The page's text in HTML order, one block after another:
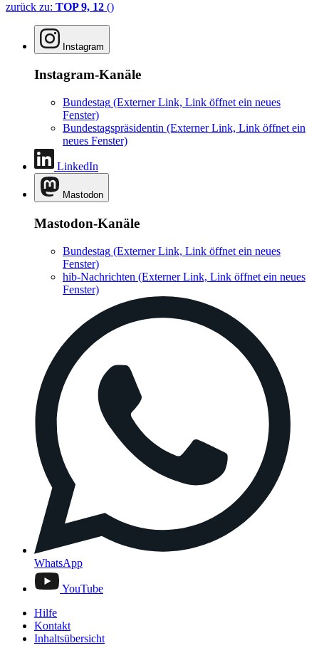
zurück zu: TOP 9, 12 ()
Instagram
Instagram-Kanäle
Bundestag (Externer Link, Link öffnet ein neues
Fenster)
Bundestagspräsidentin (Externer Link, Link öffnet ein
neues Fenster)
LinkedIn
Mastodon
Mastodon-Kanäle
Bundestag (Externer Link, Link öffnet ein neues
Fenster)
hib-Nachrichten (Externer Link, Link öffnet ein neues
Fenster)
WhatsApp
YouTube
Hilfe
Kontakt
Inhaltsübersicht